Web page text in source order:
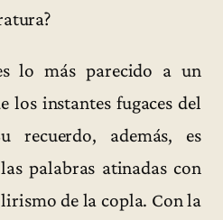
lo más parecido a un
los instantes fugaces del
recuerdo, además, es
palabras atinadas con
lirismo de la copla. Con la